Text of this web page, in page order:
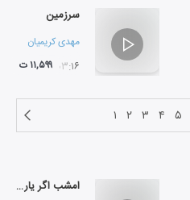
سرزمین
مهدی کریمیان
۰۳:۱۶ ۱۱,۵۹۹ ت
۱ ۲ ۳ ۴ ۵
امشب اگر یاری کنی